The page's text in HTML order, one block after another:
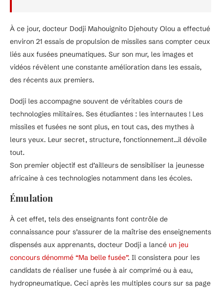
À ce jour, docteur Dodji Mahouignito Djehouty Olou a effectué
environ 21 essais de propulsion de missiles sans compter ceux
liés aux fusées pneumatiques. Sur son mur, les images et
vidéos révèlent une constante amélioration dans les essais,
des récents aux premiers.
Dodji les accompagne souvent de véritables cours de
technologies militaires. Ses étudiantes : les internautes ! Les
missiles et fusées ne sont plus, en tout cas, des mythes à
leurs yeux. Leur secret, structure, fonctionnement…il dévoile
tout.
Son premier objectif est d’ailleurs de sensibiliser la jeunesse
africaine à ces technologies notamment dans les écoles.
Émulation
À cet effet‚ tels des enseignants font contrôle de
connaissance pour s’assurer de la maîtrise des enseignements
dispensés aux apprenants‚ docteur Dodji a lancé un jeu
concours dénommé “Ma belle fusée”. Il consistera pour les
candidats de réaliser une fusée à air comprimé ou à eau‚
hydropneumatique. Ceci après les multiples cours sur sa page